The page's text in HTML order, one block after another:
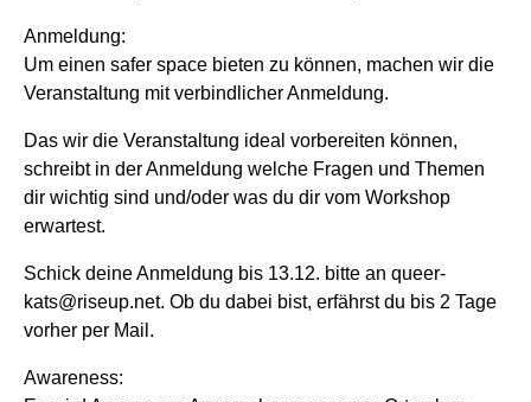
Anmeldung:
Um einen safer space bieten zu können, machen wir die
Veranstaltung mit verbindlicher Anmeldung.
Das wir die Veranstaltung ideal vorbereiten können,
schreibt in der Anmeldung welche Fragen und Themen
dir wichtig sind und/oder was du dir vom Workshop
erwartest.
Schick deine Anmeldung bis 13.12. bitte an queer-
kats@riseup.net. Ob du dabei bist, erfährst du bis 2 Tage
vorher per Mail.
Awareness: